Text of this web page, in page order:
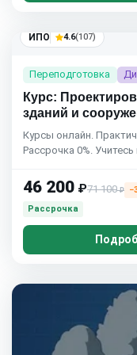
ИПО 4.6(107)
Переподготовка
Курс:
зданий и
Курсы онлайн.
Рассрочка 0%.
46 200 ₽71 100₽
Рассрочка